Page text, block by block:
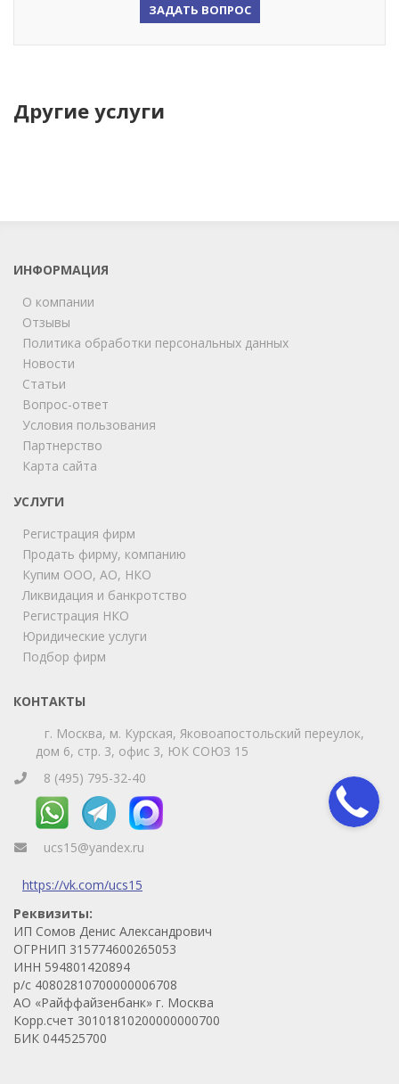
ЗАДАТЬ ВОПРОС
Другие услуги
ИНФОРМАЦИЯ
О компании
Отзывы
Политика обработки персональных данных
Новости
Статьи
Вопрос-ответ
Условия пользования
Партнерство
Карта сайта
УСЛУГИ
Регистрация фирм
Продать фирму, компанию
Купим ООО, АО, НКО
Ликвидация и банкротство
Регистрация НКО
Юридические услуги
Подбор фирм
КОНТАКТЫ
г. Москва, м. Курская, Яковоапостольский переулок,
дом 6, стр. 3, офис 3, ЮК СОЮЗ 15
8 (495) 795-32-40
ucs15@yandex.ru
https://vk.com/ucs15
Реквизиты:
ИП Сомов Денис Александрович
ОГРНИП 315774600265053
ИНН 594801420894
р/с 40802810700000006708
АО «Райффайзенбанк» г. Москва
Корр.счет 30101810200000000700
БИК 044525700
Мы на связи!
Позвоните нам или свяжитесь с нами через любой
удобный мессенджер!
Telegram